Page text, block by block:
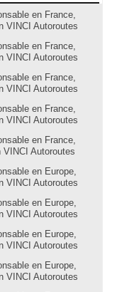
en France,
VINCI Autoroutes
en France,
VINCI Autoroutes
en France,
VINCI Autoroutes
en France,
VINCI Autoroutes
en France,
Autoroutes
en Europe,
VINCI Autoroutes
en Europe,
VINCI Autoroutes
en Europe,
VINCI Autoroutes
en Europe,
VINCI Autoroutes